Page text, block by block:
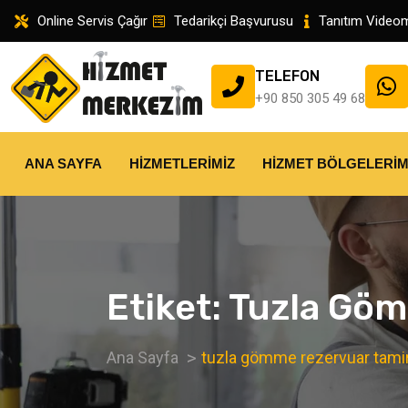
Online Servis Çağır Tedarikçi Başvurusu Tanıtım
TELEFON
+90 850 305 49 68
ANA SAYFA HIZMETLERIMIZ HIZMET
Etiket: Tuzla
Ana Sayfa tuzla gömme rezervuar